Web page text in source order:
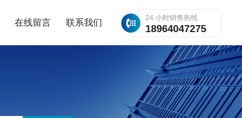
24 小时销售热线
18964047275
在线留言 联系我们